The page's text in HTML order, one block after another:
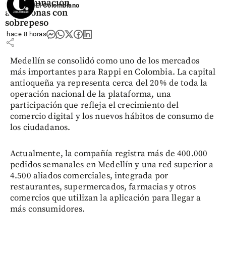
discriminación
a personas con
sobrepeso
share
El Colombiano
hace 8 horas
Medellín se consolidó como uno de los mercados
más importantes para Rappi en Colombia. La capital
antioqueña ya representa cerca del 20% de toda la
operación nacional de la plataforma, una
participación que refleja el crecimiento del
comercio digital y los nuevos hábitos de consumo de
los ciudadanos.
Actualmente, la compañía registra más de 400.000
pedidos semanales en Medellín y una red superior a
4.500 aliados comerciales, integrada por
restaurantes, supermercados, farmacias y otros
comercios que utilizan la aplicación para llegar a
más consumidores.